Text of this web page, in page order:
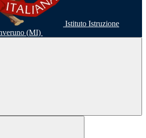
Istituto Istruzione
(MI)